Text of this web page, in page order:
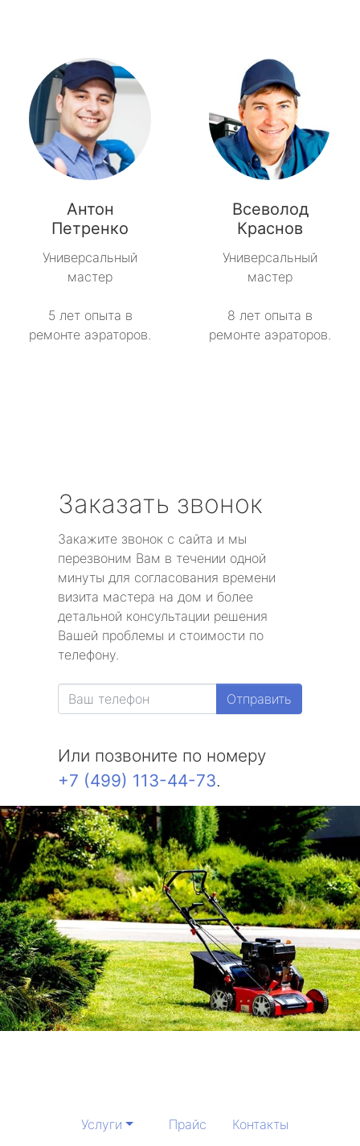
Антон
Петренко
Универсальный
мастер
5 лет опыта в
ремонте аэраторов.
Всеволод
Краснов
Универсальный
мастер
8 лет опыта в
ремонте аэраторов.
Заказать звонок
Закажите звонок с сайта и мы
перезвоним Вам в течении одной
минуты для согласования времени
визита мастера на дом и более
детальной консультации решения
Вашей проблемы и стоимости по
телефону.
Отправить
Или позвоните по номеру
+7 (499) 113-44-73.
Услуги Прайс Контакты